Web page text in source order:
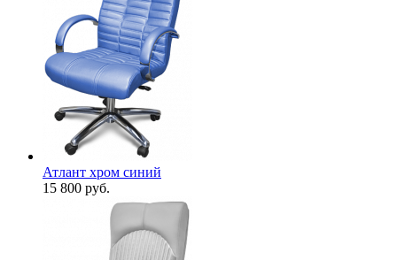
Атлант хром синий
15 800 руб.